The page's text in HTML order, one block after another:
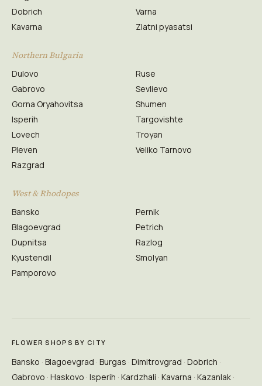
Dobrich
Kavarna
Varna
Zlatni pyasatsi
Northern Bulgaria
Dulovo
Gabrovo
Gorna Oryahovitsa
Isperih
Lovech
Pleven
Razgrad
Ruse
Sevlievo
Shumen
Targovishte
Troyan
Veliko Tarnovo
West & Rhodopes
Bansko
Blagoevgrad
Dupnitsa
Kyustendil
Pamporovo
Pernik
Petrich
Razlog
Smolyan
FLOWER SHOPS BY CITY
Bansko Blagoevgrad Burgas Dimitrovgrad Dobrich
Gabrovo Haskovo Isperih Kardzhali Kavarna Kazanlak